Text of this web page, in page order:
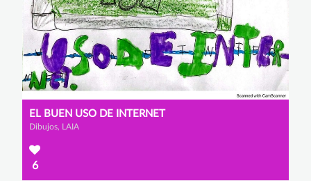
EL BUEN USO DE INTERNET
Dibujos, LAIA
6